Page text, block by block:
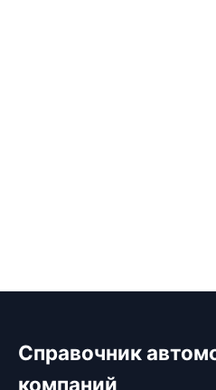
Справочник
компаний